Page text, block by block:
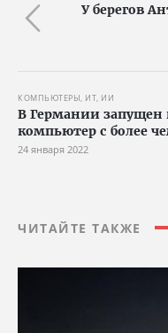
У берегов
КОМПЬЮТЕРЫ, ИТ, ИИ
В Германии запущен
компьютер с более
24 января 2022
ЧИТАЙТЕ ТАКЖЕ